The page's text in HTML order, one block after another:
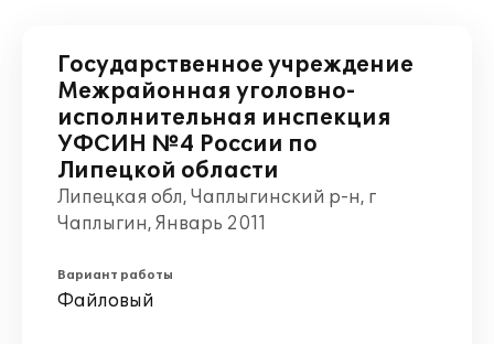
Государственное учреждение
Межрайонная уголовно-
исполнительная инспекция
УФСИН №4 России по
Липецкой области
Липецкая обл, Чаплыгинский р-н, г
Чаплыгин, Январь 2011
Вариант работы
Файловый